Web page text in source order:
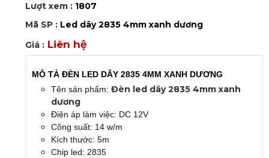
Lượt xem : 1807
Mã SP : Led dây 2835 4mm xanh dương
Giá : Liên hệ
MÔ TẢ ĐÈN LED DÂY 2835 4MM XANH DƯƠNG
Tên sản phẩm: Đèn led dây 2835 4mm xanh
dương
Điện áp làm việc: DC 12V
Công suất: 14 w/m
Kích thước: 5m
Chip led: 2835